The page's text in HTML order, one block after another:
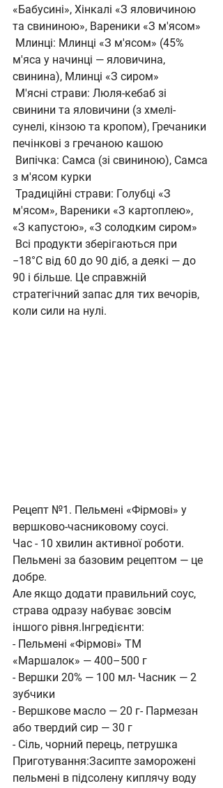
«Бабусині», Хінкалі «З яловичиною
та свининою», Вареники «З м'ясом»
Млинці: Млинці «З м'ясом» (45%
м'яса у начинці — яловичина,
свинина), Млинці «З сиром»
М'ясні страви: Люля-кебаб зі
свинини та яловичини (з хмелі-
сунелі, кінзою та кропом), Гречаники
печінкові з гречаною кашою
Випічка: Самса (зі свининою), Самса
з м'ясом курки
Традиційні страви: Голубці «З
м'ясом», Вареники «З картоплею»,
«З капустою», «З солодким сиром»
Всі продукти зберігаються при
−18°С від 60 до 90 діб, а деякі — до
90 і більше. Це справжній
стратегічний запас для тих вечорів,
коли сили на нулі.
Рецепт №1. Пельмені «Фірмові» у
вершково-часниковому соусі.
Час - 10 хвилин активної роботи.
Пельмені за базовим рецептом — це
добре.
Але якщо додати правильний соус,
страва одразу набуває зовсім
іншого рівня.Інгредієнти:
- Пельмені «Фірмові» ТМ
«Маршалок» — 400–500 г
- Вершки 20% — 100 мл- Часник — 2
зубчики
- Вершкове масло — 20 г- Пармезан
або твердий сир — 30 г
- Сіль, чорний перець, петрушка
Приготування:Засипте заморожені
пельмені в підсолену киплячу воду